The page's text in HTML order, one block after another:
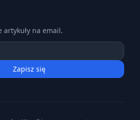
na email.
Zapisz się